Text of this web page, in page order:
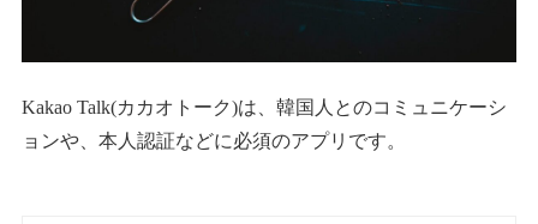
Kakao Talk(カカオトーク)は、韓国人とのコミュニケーシ
ョンや、本人認証などに必須のアプリです。